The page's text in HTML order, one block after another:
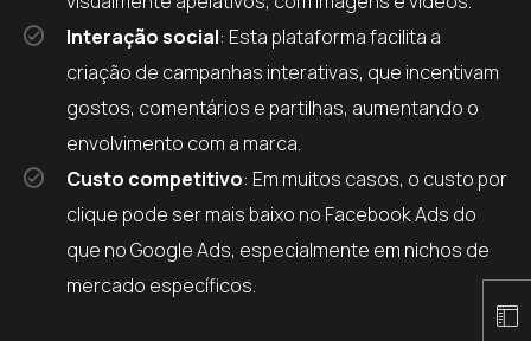
Interação social: Esta plataforma facilita a
criação de campanhas interativas, que incentivam
gostos, comentários e partilhas, aumentando o
envolvimento com a marca.
Custo competitivo: Em muitos casos, o custo por
clique pode ser mais baixo no Facebook Ads do
que no Google Ads, especialmente em nichos de
mercado específicos.